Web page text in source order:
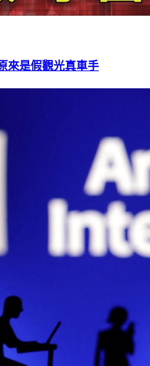
來是假觀光真車手